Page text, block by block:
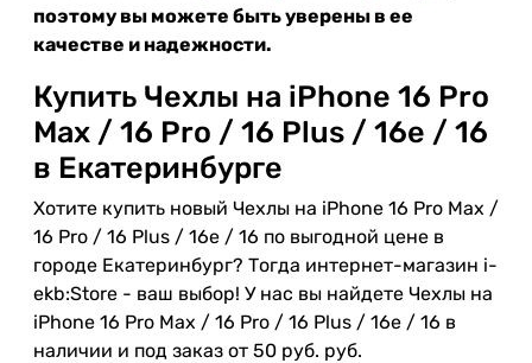
поэтому вы можете быть уверены в ее
качестве и надежности.
Купить Чехлы на iPhone 16 Pro
Max / 16 Pro / 16 Plus / 16e / 16
в Екатеринбурге
Хотите купить новый Чехлы на iPhone 16 Pro Max /
16 Pro / 16 Plus / 16e / 16 по выгодной цене в
городе Екатеринбург? Тогда интернет-магазин i-
ekb:Store - ваш выбор! У нас вы найдете Чехлы на
iPhone 16 Pro Max / 16 Pro / 16 Plus / 16e / 16 в
наличии и под заказ от 50 руб. руб.